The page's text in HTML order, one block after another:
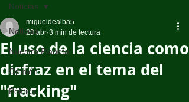
Noticias
Nuestro Planeta
Opinión
Política
Noticias
El uso de la ciencia como
disfraz en el tema del
"fracking"
migueldealba5
20 abr 3 min de lectura